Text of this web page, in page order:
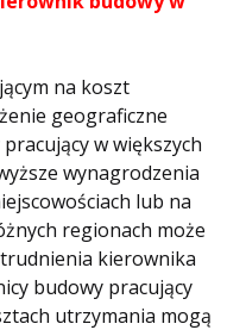
na koszt
geograficzne
w większych
wynagrodzenia
lub na
regionach może
kierownika
budowy pracujący
utrzymania mogą